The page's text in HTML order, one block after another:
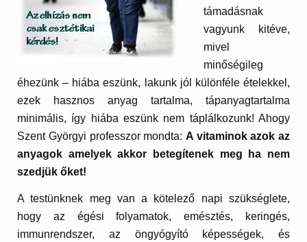
támadásnak
vagyunk kitéve,
mivel
minőségileg
éhezünk – hiába eszünk, lakunk jól különféle ételekkel,
ezek hasznos anyag tartalma, tápanyagtartalma
minimális, így hiába eszünk nem táplálkozunk! Ahogy
Szent Györgyi professzor mondta: A vitaminok azok az
anyagok amelyek akkor betegítenek meg ha nem
szedjük őket!
A testünknek meg van a kötelező napi szükséglete,
hogy az égési folyamatok, emésztés, keringés,
immunrendszer, az öngyógyító képességek, és